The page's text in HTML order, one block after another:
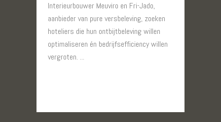
Interieurbouwer Meuviro en Fri-Jado,
aanbieder van pure versbeleving, zoeken
hoteliers die hun ontbijtbeleving willen
optimaliseren én bedrijfsefficiency willen
vergroten. ...